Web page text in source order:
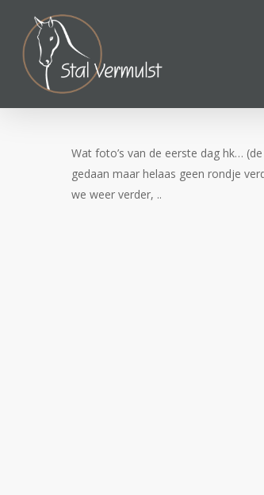
main
content
Wat foto’s van de eerste dag hk…
gedaan maar helaas geen rondje
we weer verder, ..